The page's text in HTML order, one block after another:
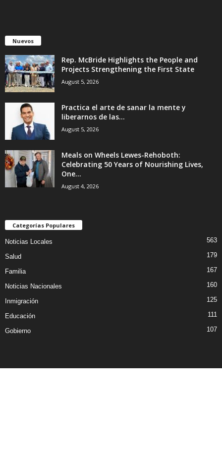
Nuevos
Rep. McBride Highlights the People and
Projects Strengthening the First State
August 5, 2026
Practica el arte de sanar la mente y
liberarnos de las...
August 5, 2026
Meals on Wheels Lewes-Rehoboth:
Celebrating 50 Years of Nourishing Lives,
One...
August 4, 2026
Categorías Populares
Noticias Locales 563
Salud 179
Familia 167
Noticias Nacionales 160
Inmigración 125
Educación 111
Gobierno 107